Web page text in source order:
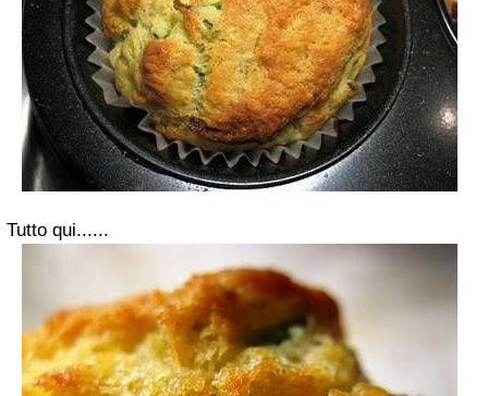
Tutto qui......